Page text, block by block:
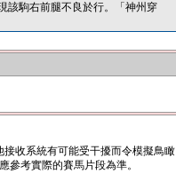
該駒右前腿不良於行。「神州穿
收系統有可能受干擾而令模擬鳥瞰
參考實際的賽馬片段為準。